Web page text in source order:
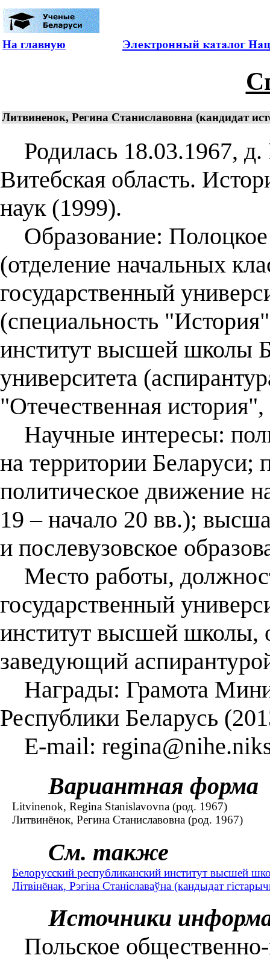
На главную
Литвиненок, Регина Станиславовна (кандидат
Родилась 18.03.1967, д.
Витебская область.
наук (1999).
Образование: Полоцкое
(отделение начальных
государственный
(специальность
институт высшей школы
университета
"Отечественная
Научные интересы:
на территории Беларуси;
политическое движение
19 – начало 20 вв.);
и послевузовское
Место работы,
государственный
институт высшей школы,
заведующий
Награды: Грамота
Республики Беларусь
E-mail:
Вариантная форма
Litvinenok, Regina Stanislavovna (род. 1967)
Литвинёнок, Регина Станиславовна (род. 1967)
См. также
Белорусский республиканский институт высшей
Літвінёнак, Рэгіна Станіславаўна (кандыдат
Источники
Польское